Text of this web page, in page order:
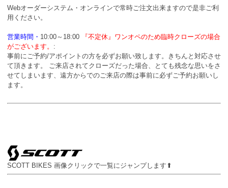
Webオーダーシステム・オンラインで常時ご注文出来ますので是非ご利
用ください。
営業時間・ 10:00～18:00
『不定休』ワンオペのため臨時クローズの場合
がございます。 :
事前にご予約/アポイントの方を必ずお願い致します。きちんと対応させ
て頂きます。 ご来店されてクローズだった場合、とても残念な思いをさ
せてしまいます、遠方からでのご来店の際は事前に必ずご予約お願いし
ます。
SCOTT BIKES 画像クリックで一覧にジャンプします⬆